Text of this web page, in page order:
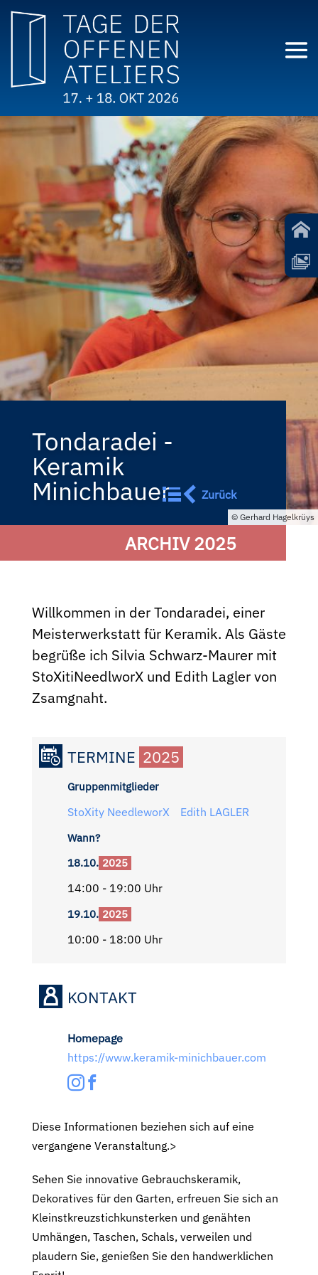
Tondaradei -
Keramik
Minichbauer Zurück
ARCHIV 2025
Gerhard Hagelkrüys
Willkommen in der Tondaradei, einer
Meisterwerkstatt für Keramik. Als Gäste
begrüße ich Silvia Schwarz-Maurer mit
StoXitiNeedlworX und Edith Lagler von
Zsamgnaht.
TERMINE 2025
Gruppenmitglieder
StoXity NeedleworX Edith LAGLER
Wann?
18.10. 2025
14:00 - 19:00 Uhr
19.10. 2025
10:00 - 18:00 Uhr
KONTAKT
Homepage
https://www.keramik-minichbauer.com
Diese Informationen beziehen sich auf eine
vergangene Veranstaltung.>
Sehen Sie innovative Gebrauchskeramik,
Dekoratives für den Garten, erfreuen Sie sich an
Kleinstkreuzstichkunsterken und genähten
Umhängen, Taschen, Schals, verweilen und
plaudern Sie, genießen Sie den handwerklichen